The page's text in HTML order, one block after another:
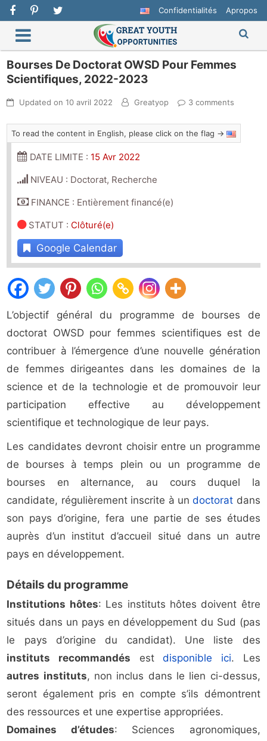
Confidentialités Apropos
Bourses De Doctorat OWSD Pour Femmes
Scientifiques, 2022-2023
Updated on10 avril 2022 Greatyop 3 comments
To read the content in English, please click on the flag →
DATE LIMITE : 15 Avr 2022
NIVEAU : Doctorat, Recherche
FINANCE : Entièrement financé(e)
STATUT : Clôturé(e)
Google Calendar
L’objectif général du programme de bourses de
doctorat OWSD pour femmes scientifiques est de
contribuer à l’émergence d’une nouvelle génération
de femmes dirigeantes dans les domaines de la
science et de la technologie et de promouvoir leur
participation effective au développement
scientifique et technologique de leur pays.
Les candidates devront choisir entre un programme
de bourses à temps plein ou un programme de
bourses en alternance, au cours duquel la
candidate, régulièrement inscrite à undoctorat dans
son pays d’origine, fera une partie de ses études
auprès d’un institut d’accueil situé dans un autre
pays en développement.
Détails du programme
Institutions hôtes: Les instituts hôtes doivent être
situés dans un pays en développement du Sud (pas
le pays d’origine du candidat). Une liste des
instituts recommandés estdisponible ici. Les
autres instituts, non inclus dans le lien ci-dessus,
seront également pris en compte s’ils démontrent
des ressources et une expertise appropriées.
Domaines d’études: Sciences agronomiques,